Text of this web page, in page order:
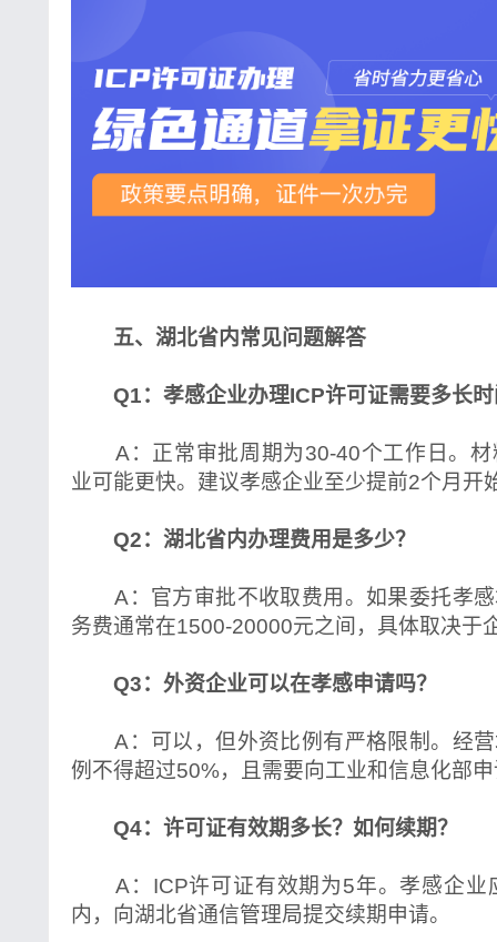
五、湖北省内常见问题解答
Q1：孝感企业办理ICP许可证需要多长时
A：正常审批周期为30-40个工作日。材
业可能更快。建议孝感企业至少提前2个月开
Q2：湖北省内办理费用是多少？
A：官方审批不收取费用。如果委托孝感
务费通常在1500-20000元之间，具体取决于
Q3：外资企业可以在孝感申请吗？
A：可以，但外资比例有严格限制。经营
例不得超过50%，且需要向工业和信息化部
Q4：许可证有效期多长？如何续期？
A：ICP许可证有效期为5年。孝感企业
内，向湖北省通信管理局提交续期申请。